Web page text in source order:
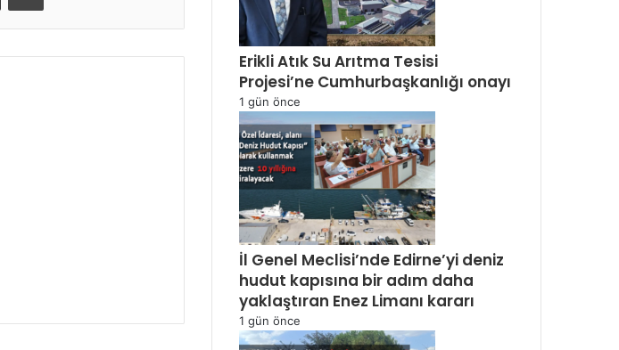
Erikli Atık Su Arıtma Tesisi
Projesi’ne Cumhurbaşkanlığı onayı
1 gün önce
İl Genel Meclisi’nde Edirne’yi deniz
hudut kapısına bir adım daha
yaklaştıran Enez Limanı kararı
1 gün önce